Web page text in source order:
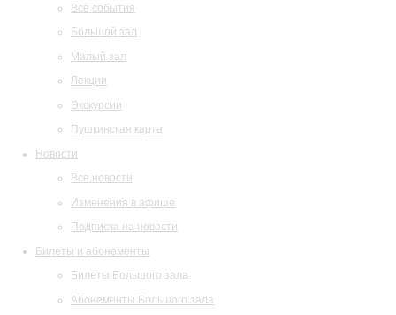
Все события
Большой зал
Малый зал
Лекции
Экскурсии
Пушкинская карта
Новости
Все новости
Изменения в афише
Подписка на новости
Билеты и абонементы
Билеты Большого зала
Абонементы Большого зала